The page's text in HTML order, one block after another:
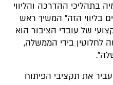
בתהליכי ההדרכה והליווי
בליווי הזה" המשיך ראש
של עובדי הציבור הוא
לחלוטין בידי הממשלה,
את תקציבי הפיתוח